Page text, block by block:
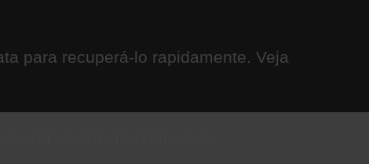
para recuperá-lo rapidamente. Veja